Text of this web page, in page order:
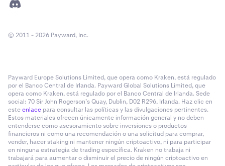
© 2011 - 2026 Payward, Inc.
Payward Europe Solutions Limited, que opera como Kraken, está regulado
por el Banco Central de Irlanda. Payward Global Solutions Limited, que
opera como Kraken, está regulado por el Banco Central de Irlanda. Sede
social: 70 Sir John Rogerson’s Quay, Dublin, D02 R296, Irlanda. Haz clic en
esteenlace para consultar las políticas y las divulgaciones pertinentes.
Estos materiales ofrecen únicamente información general y no deben
entenderse como asesoramiento sobre inversiones o productos
financieros ni como una recomendación o una solicitud para comprar,
vender, hacer staking ni mantener ningún criptoactivo, ni para participar
en ninguna estrategia de trading específica. Kraken no trabaja ni
trabajará para aumentar o disminuir el precio de ningún criptoactivo en